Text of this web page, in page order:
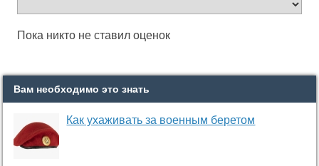
Пока никто не ставил оценок
Вам необходимо это знать
Как ухаживать за военным беретом